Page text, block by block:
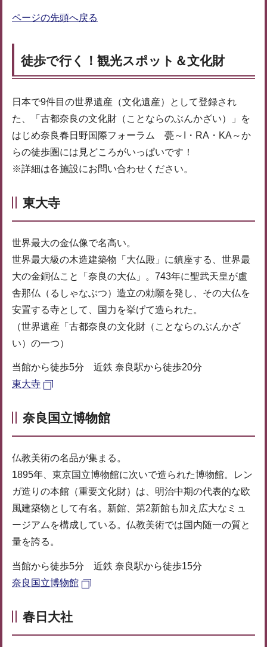
ページの先頭へ戻る
徒歩で行く！観光スポット＆文化財
日本で9件目の世界遺産（文化遺産）として登録され
た、「古都奈良の文化財（ことならのぶんかざい）」を
はじめ奈良春日野国際フォーラム 甍～I・RA・KA～か
らの徒歩圏には見どころがいっぱいです！
※詳細は各施設にお問い合わせください。
東大寺
世界最大の金仏像で名高い。
世界最大級の木造建築物「大仏殿」に鎮座する、世界最
大の金銅仏こと「奈良の大仏」。743年に聖武天皇が盧
舎那仏（るしゃなぶつ）造立の勅願を発し、その大仏を
安置する寺として、国力を挙げて造られた。
（世界遺産「古都奈良の文化財（ことならのぶんかざ
い）の一つ）
当館から徒歩5分 近鉄 奈良駅から徒歩20分
東大寺
奈良国立博物館
仏教美術の名品が集まる。
1895年、東京国立博物館に次いで造られた博物館。レン
ガ造りの本館（重要文化財）は、明治中期の代表的な欧
風建築物として有名。新館、第2新館も加え広大なミュ
ージアムを構成している。仏教美術では国内随一の質と
量を誇る。
当館から徒歩5分 近鉄 奈良駅から徒歩15分
奈良国立博物館
春日大社